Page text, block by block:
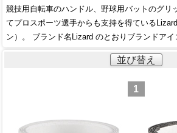
競技用自転車のハンドル、野球用バットのグリ
てプロスポーツ選手からも支持を得ている
ン）。 ブランド名Lizard のとおりブランドアイ
並び替え
1